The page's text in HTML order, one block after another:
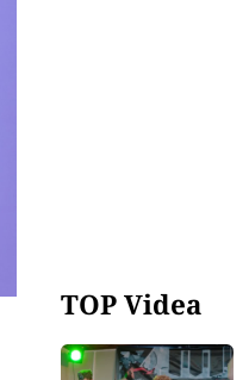
TOP Videa